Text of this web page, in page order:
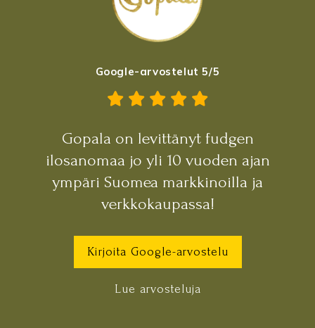
Google-arvostelut 5/5
Gopala on levittänyt fudgen
ilosanomaa jo yli 10 vuoden ajan
ympäri Suomea markkinoilla ja
verkkokaupassa!
Kirjoita Google-arvostelu
Lue arvosteluja